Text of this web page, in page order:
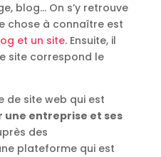
blog… On s’y retrouve
chose à connaître est
et un site. Ensuite, il
site correspond le
de site web qui est
une entreprise et ses
des
plateforme qui est